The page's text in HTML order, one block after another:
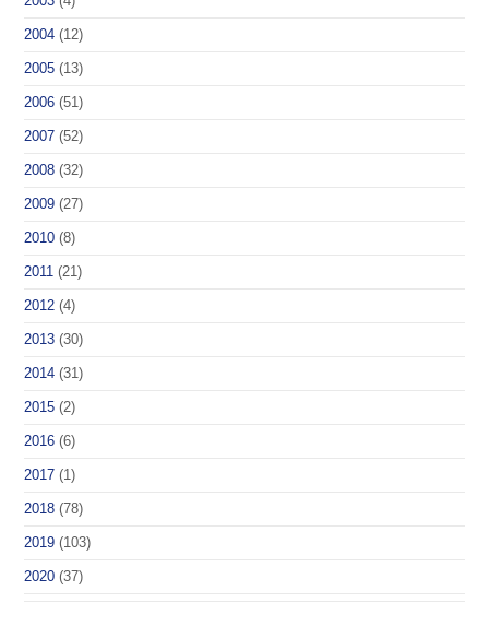
2004 (12)
2005 (13)
2006 (51)
2007 (52)
2008 (32)
2009 (27)
2010 (8)
2011 (21)
2012 (4)
2013 (30)
2014 (31)
2015 (2)
2016 (6)
2017 (1)
2018 (78)
2019 (103)
2020 (37)